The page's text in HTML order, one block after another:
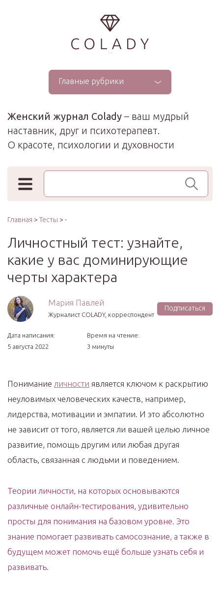
...
Главные рубрики
Женский журнал Colady – ваш мудрый
наставник, друг и психотерапевт.
О красоте, психологии и духовности
Поиск по сайту
Главная > Тесты > -
Личностный тест: узнайте,
какие у вас доминирующие
черты характера
Мария Павлей
Журналист COLADY, корреспондент
Подписаться
Дата написания:
5 августа 2022
Время на чтение:
3 минуты
Понимание личности является ключом к раскрытию
неуловимых человеческих качеств, например,
лидерства, мотивации и эмпатии. И это абсолютно
не зависит от того, является ли вашей целью личное
развитие, помощь другим или любая другая
область, связанная с людьми и поведением.
Теории личности, на которых основываются
различные онлайн-тестирования, удивительно
просты для понимания на базовом уровне. Это
знание помогает развивать самосознание, а также в
будущем может помочь ещё больше узнать себя и
развивать.